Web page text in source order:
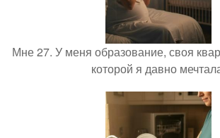
Мне 27. У меня образование, своя
которой я давно